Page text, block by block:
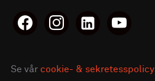
facebookinstagramlinkedin-youtube
Se vår cookie- & sekretesspolicy